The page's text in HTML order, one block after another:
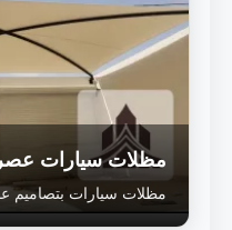
مظلات سيارات
مظلات سيارات بتصاميم